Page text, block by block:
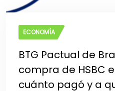
ECONOMÍA
BTG Pactual de
compra de HSBC
cuánto pagó y a